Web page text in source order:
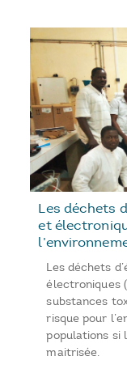
Les déchets
et
Les déchets
électroniques
substances
risque pour
populations si
maitrisée.